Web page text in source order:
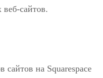
сайтов.
на Squarespace